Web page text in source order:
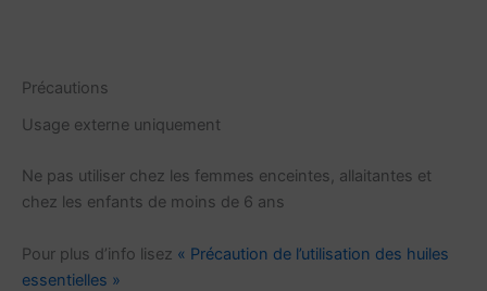
Précautions
Usage externe uniquement
Ne pas utiliser chez les femmes enceintes, allaitantes et
chez les enfants de moins de 6 ans
Pour plus d’info lisez « Précaution de l’utilisation des huiles
essentielles »